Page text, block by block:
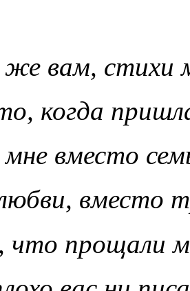
же вам, стихи
когда
вместо
вместо
что прощали